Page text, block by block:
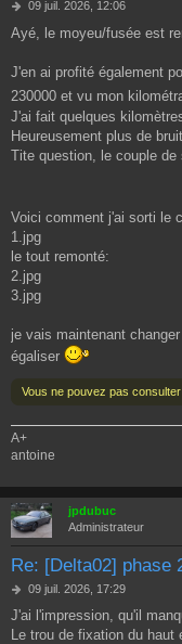
M
s
a
e
09 juil. 2026, 12:06
Ayé, le moyeu/fusée est
J'en ai profité également
230000 et vu mon
J'ai fait quelques
Heureusement plus de
Tite question, le couple de
Voici comment j'ai sorti le
1.jpg
le tout remonté:
2.jpg
3.jpg
je vais maintenant
égaliser
Vous ne pouvez pas
A+
antoine
jpdubuc
Administrateur
Re: [Delta02] phase
M
s
s
09 juil. 2026, 17:29
J'ai l'impression, qu'il
Le trou de fixation du haut